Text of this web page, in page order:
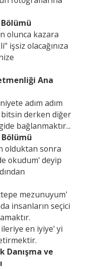
olunca kazara
işsiz olacağınıza
Ana
adım adım
derken diğer
bağlanmaktır...
olduktan sonra
okudum' deyip
mezunuyum'
insanların seçici
en iyiye' yi
Danışma ve